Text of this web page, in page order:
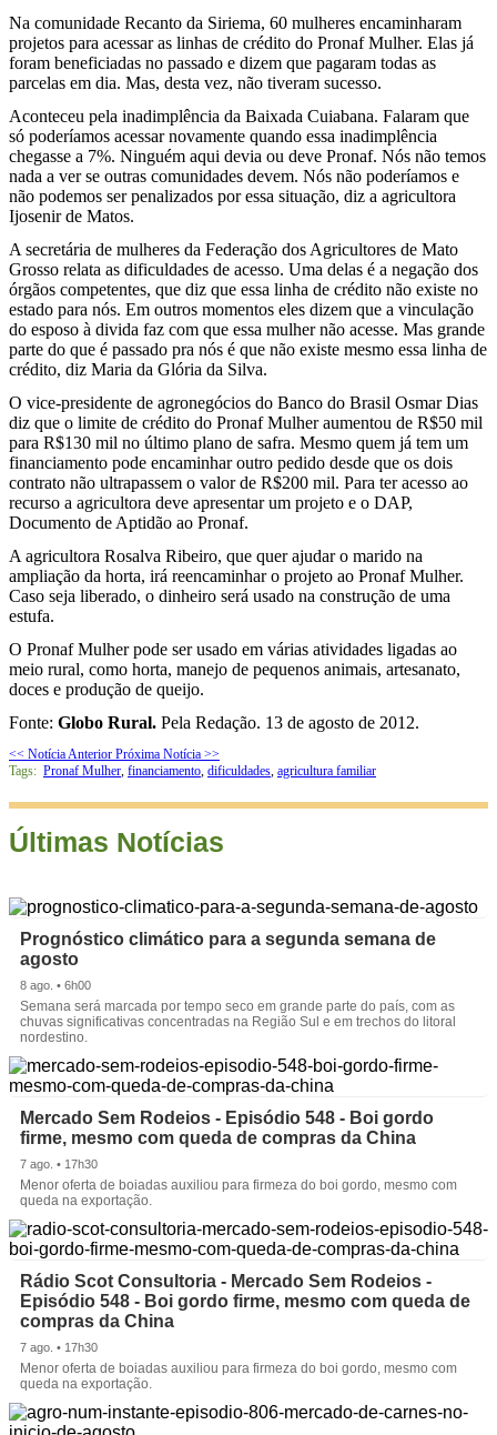
Na comunidade Recanto da Siriema, 60 mulheres encaminharam
projetos para acessar as linhas de crédito do Pronaf Mulher. Elas já
foram beneficiadas no passado e dizem que pagaram todas as
parcelas em dia. Mas, desta vez, não tiveram sucesso.
Aconteceu pela inadimplência da Baixada Cuiabana. Falaram que
só poderíamos acessar novamente quando essa inadimplência
chegasse a 7%. Ninguém aqui devia ou deve Pronaf. Nós não temos
nada a ver se outras comunidades devem. Nós não poderíamos e
não podemos ser penalizados por essa situação, diz a agricultora
Ijosenir de Matos.
A secretária de mulheres da Federação dos Agricultores de Mato
Grosso relata as dificuldades de acesso. Uma delas é a negação dos
órgãos competentes, que diz que essa linha de crédito não existe no
estado para nós. Em outros momentos eles dizem que a vinculação
do esposo à divida faz com que essa mulher não acesse. Mas grande
parte do que é passado pra nós é que não existe mesmo essa linha de
crédito, diz Maria da Glória da Silva.
O vice-presidente de agronegócios do Banco do Brasil Osmar Dias
diz que o limite de crédito do Pronaf Mulher aumentou de R$50 mil
para R$130 mil no último plano de safra. Mesmo quem já tem um
financiamento pode encaminhar outro pedido desde que os dois
contrato não ultrapassem o valor de R$200 mil. Para ter acesso ao
recurso a agricultora deve apresentar um projeto e o DAP,
Documento de Aptidão ao Pronaf.
A agricultora Rosalva Ribeiro, que quer ajudar o marido na
ampliação da horta, irá reencaminhar o projeto ao Pronaf Mulher.
Caso seja liberado, o dinheiro será usado na construção de uma
estufa.
O Pronaf Mulher pode ser usado em várias atividades ligadas ao
meio rural, como horta, manejo de pequenos animais, artesanato,
doces e produção de queijo.
Fonte: Globo Rural. Pela Redação. 13 de agosto de 2012.
<< Notícia Anterior Próxima Notícia >>
Tags: Pronaf Mulher, financiamento, dificuldades, agricultura familiar
Últimas Notícias
Prognóstico climático para a segunda semana de
agosto
8 ago. • 6h00
Semana será marcada por tempo seco em grande parte do país, com as
chuvas significativas concentradas na Região Sul e em trechos do litoral
nordestino.
Mercado Sem Rodeios - Episódio 548 - Boi gordo
firme, mesmo com queda de compras da China
7 ago. • 17h30
Menor oferta de boiadas auxiliou para firmeza do boi gordo, mesmo com
queda na exportação.
Rádio Scot Consultoria - Mercado Sem Rodeios -
Episódio 548 - Boi gordo firme, mesmo com queda de
compras da China
7 ago. • 17h30
Menor oferta de boiadas auxiliou para firmeza do boi gordo, mesmo com
queda na exportação.